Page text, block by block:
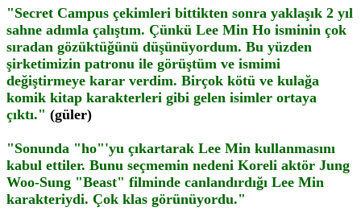
"Secret Campus çekimleri bittikten sonra yaklaşık 2 yıl
sahne adımla çalıştım. Çünkü Lee Min Ho isminin çok
sıradan gözüktüğünü düşünüyordum. Bu yüzden
şirketimizin patronu ile görüştüm ve ismimi
değiştirmeye karar verdim. Birçok kötü ve kulağa
komik kitap karakterleri gibi gelen isimler ortaya
çıktı." (güler)
"Sonunda "ho"'yu çıkartarak Lee Min kullanmasını
kabul ettiler. Bunu seçmemin nedeni Koreli aktör Jung
Woo-Sung "Beast" filminde canlandırdığı Lee Min
karakteriydi. Çok klas görünüyordu."